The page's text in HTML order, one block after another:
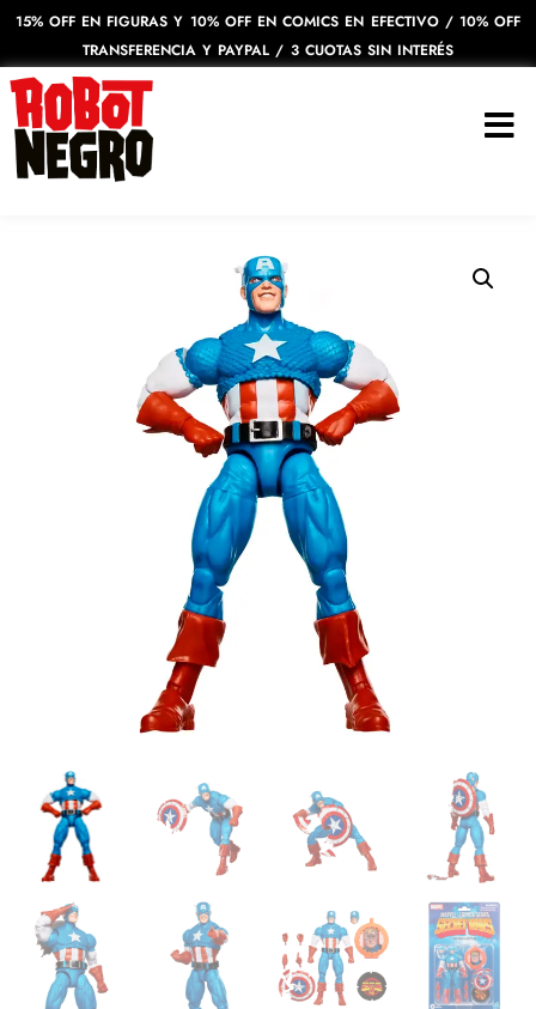
15% OFF EN FIGURAS Y 10% OFF EN COMICS EN EFECTIVO / 10% OFF
TRANSFERENCIA Y PAYPAL / 3 CUOTAS SIN INTERÉS